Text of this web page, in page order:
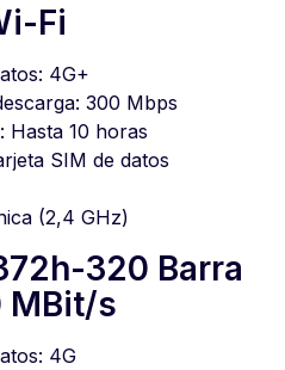
Fi
4G+
300 Mbps
Hasta 10 horas
SIM de datos
(2,4 GHz)
320 Barra
MBit/s
4G